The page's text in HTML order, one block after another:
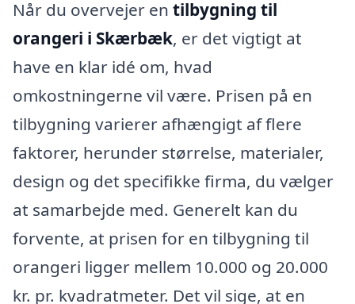
Når du overvejer en tilbygning til
orangeri i Skærbæk, er det vigtigt at
have en klar idé om, hvad
omkostningerne vil være. Prisen på en
tilbygning varierer afhængigt af flere
faktorer, herunder størrelse, materialer,
design og det specifikke firma, du vælger
at samarbejde med. Generelt kan du
forvente, at prisen for en tilbygning til
orangeri ligger mellem 10.000 og 20.000
kr. pr. kvadratmeter. Det vil sige, at en